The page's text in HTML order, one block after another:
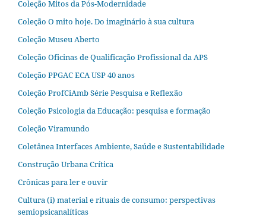
Coleção Mitos da Pós-Modernidade
Coleção O mito hoje. Do imaginário à sua cultura
Coleção Museu Aberto
Coleção Oficinas de Qualificação Profissional da APS
Coleção PPGAC ECA USP 40 anos
Coleção ProfCiAmb Série Pesquisa e Reflexão
Coleção Psicologia da Educação: pesquisa e formação
Coleção Viramundo
Coletânea Interfaces Ambiente, Saúde e Sustentabilidade
Construção Urbana Crítica
Crônicas para ler e ouvir
Cultura (i) material e rituais de consumo: perspectivas
semiopsicanalíticas